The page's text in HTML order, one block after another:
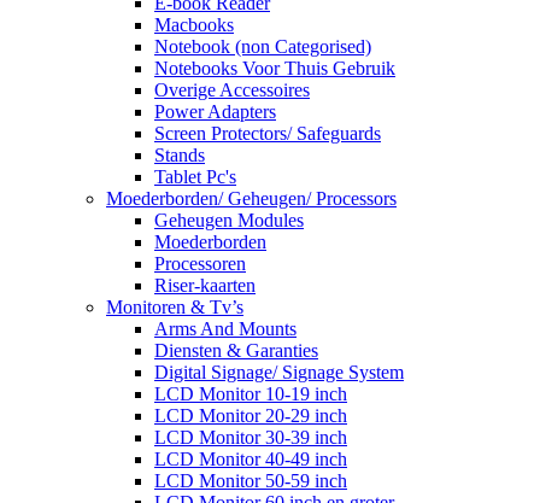
Macbooks
Notebook (non Categorised)
Notebooks Voor Thuis Gebruik
Overige Accessoires
Power Adapters
Screen Protectors/ Safeguards
Stands
Tablet Pc's
Moederborden/ Geheugen/ Processors
Geheugen Modules
Moederborden
Processoren
Riser-kaarten
Monitoren & Tv’s
Arms And Mounts
Diensten & Garanties
Digital Signage/ Signage System
LCD Monitor 10-19 inch
LCD Monitor 20-29 inch
LCD Monitor 30-39 inch
LCD Monitor 40-49 inch
LCD Monitor 50-59 inch